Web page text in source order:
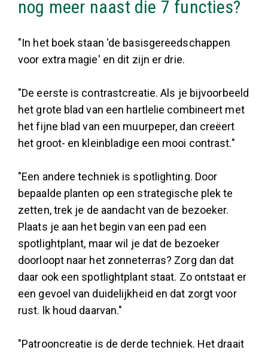
nog meer naast die 7 functies?
"In het boek staan 'de basisgereedschap­pen
voor extra magie' en dit zijn er drie.
"De eerste is contrastcreatie. Als je bijvoorbeeld
het grote blad van een hartlelie combineert met
het fijne blad van een muurpeper, dan creëert
het groot- en kleinbladige een mooi contrast."
"Een andere techniek is spotlighting. Door
bepaalde planten op een strategische plek te
zetten, trek je de aandacht van de bezoeker.
Plaats je aan het begin van een pad een
spotlightplant, maar wil je dat de bezoeker
doorloopt naar het zonneterras? Zorg dan dat
daar ook een spotlightplant staat. Zo ontstaat er
een gevoel van duidelijkheid en dat zorgt voor
rust. lk houd daarvan."
"Patrooncreatie is de derde techniek. Het draait